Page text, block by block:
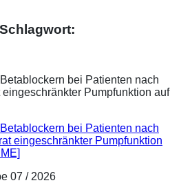
bei Patienten nach
eingeschränkter Pumpfunktion
07 / 2026